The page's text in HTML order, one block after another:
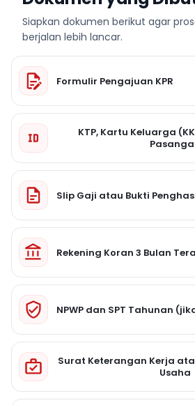
Siapkan dokumen berikut agar
berjalan lebih lancar.
Formulir Pengajuan KPR
KTP, Kartu Keluarga
Slip Gaji atau Bukti
Rekening Koran 3 Bulan
NPWP dan SPT Tahunan
Surat Keterangan Kerja
Usaha